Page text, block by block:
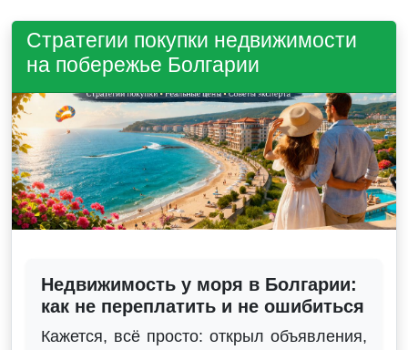
Стратегии покупки недвижимости
на побережье Болгарии
Недвижимость у моря в Болгарии:
как не переплатить и не ошибиться
Кажется, всё просто: открыл объявления,